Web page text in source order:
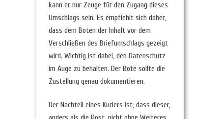
kann er nur Zeuge für den Zugang dieses
Umschlags sein. Es empfiehlt sich daher,
dass dem Boten der Inhalt vor dem
Verschließen des Briefumschlags gezeigt
wird. Wichtig ist dabei, den Datenschutz
im Auge zu behalten. Der Bote sollte die
Zustellung genau dokumentieren.
Der Nachteil eines Kuriers ist, dass dieser,